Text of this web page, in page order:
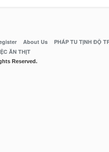
About Us
PHÁP TU TỊNH ĐỘ
ĂN THỊT
Reserved.